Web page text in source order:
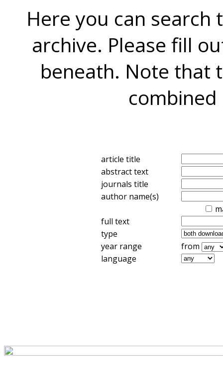
Here you can search
archive. Please fill
beneath. Note that
combined
article title
abstract text
journals title
author name(s)
full text
type
year range
from
language